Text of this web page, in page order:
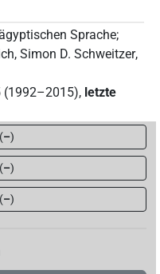
Sprache;
, Simon D. Schweitzer,
(1992–2015), letzte
(–)
(–)
(–)